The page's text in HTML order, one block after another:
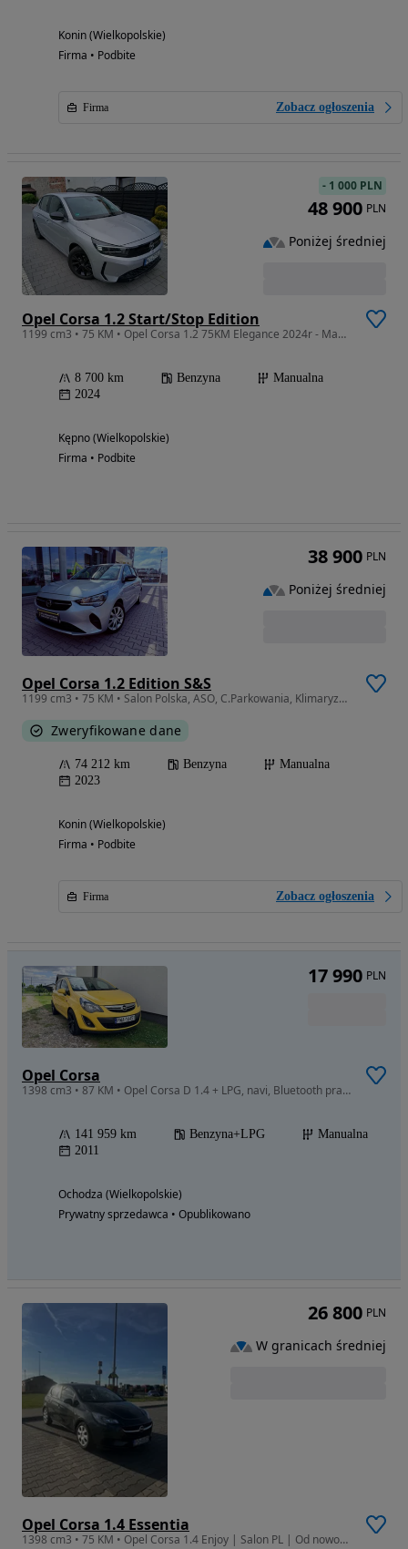
Konin (Wielkopolskie)
Firma • Podbite
Firma Zobacz ogłoszenia
Opel Corsa 1.2 Start/Stop Edition
1199 cm3 • 75 KM • Opel Corsa 1.2 75KM Elegance 2024r - Manual - 8 700 km - LED - Asysten
8 700 km Benzyna
Manualna
2024
Kępno (Wielkopolskie)
Firma • Podbite
- 1 000 PLN
48 900 PLN
Poniżej średniej
Opel Corsa 1.2 Edition S&S
1199 cm3 • 75 KM • Salon Polska, ASO, C.Parkowania, Klimaryzacja, G.Kierownica, FVAT23%
Zweryfikowane dane
74 212 km Benzyna
Manualna
2023
Konin (Wielkopolskie)
Firma • Podbite
Firma Zobacz ogłoszenia
38 900 PLN
Poniżej średniej
Opel Corsa
1398 cm3 • 87 KM • Opel Corsa D 1.4 + LPG, navi, Bluetooth prawdziwa Color Edition
141 959 km Benzyna+LPG
Manualna
2011
Ochodza (Wielkopolskie)
Prywatny sprzedawca • Opublikowano
17 990 PLN
Opel Corsa 1.4 Essentia
1398 cm3 • 75 KM • Opel Corsa 1.4 Enjoy | Salon PL | Od nowości w rodzinie | Bezwypadkowy
26 800 PLN
W granicach średniej